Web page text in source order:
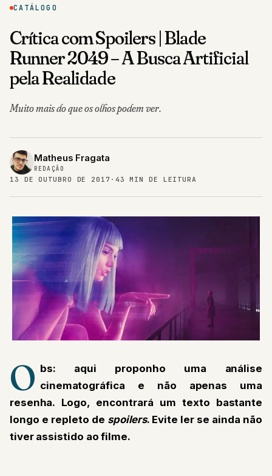
CATÁLOGO
Crítica com Spoilers | Blade
Runner 2049 – A Busca Artificial
pela Realidade
Muito mais do que os olhos podem ver.
Matheus Fragata
REDAÇÃO
13 DE OUTUBRO DE 2017 · 43 MIN DE LEITURA
O bs: aqui proponho uma análise
cinematográfica e não apenas uma
resenha. Logo, encontrará um texto bastante
longo e repleto de spoilers. Evite ler se ainda não
tiver assistido ao filme.